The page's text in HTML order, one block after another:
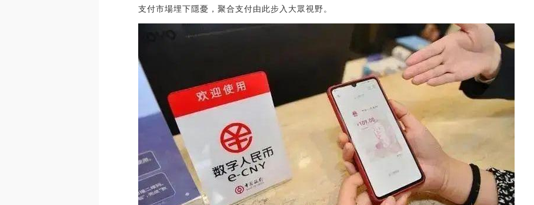
支付市場埋下隱憂，聚合支付由此步入大眾視野。